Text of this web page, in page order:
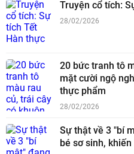
Truyện cổ tích:
28/02/2026
20 bức tranh tô
mặt cười ngộ
thực phẩm
28/02/2026
Sự thật về 3 "bí
bé sơ sinh,